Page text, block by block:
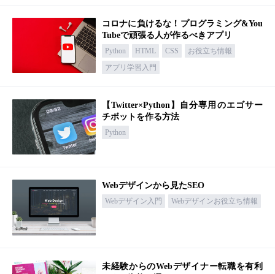
コロナに負けるな！プログラミング&You
Tubeで頑張る人が作るべきアプリ
Python HTML CSS
お役立ち情報
アプリ学習入門
【Twitter×Python】自分専用のエゴサー
チボットを作る方法
Python
Webデザインから見たSEO
Webデザイン入門 Webデザインお役立ち情報
未経験からのWebデザイナー転職を有利